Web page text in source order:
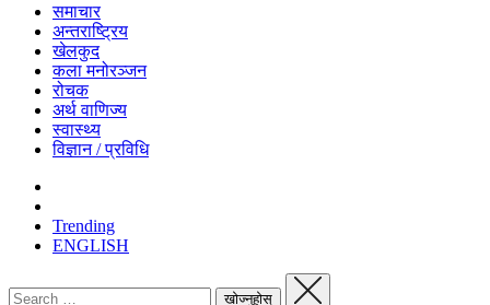
समाचार
अन्तराष्ट्रिय
खेलकुद
कला मनोरञ्जन
रोचक
अर्थ वाणिज्य
स्वास्थ्य
विज्ञान / प्रविधि
Trending
ENGLISH